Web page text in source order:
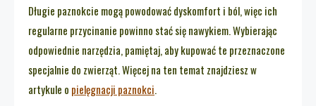
Długie paznokcie mogą powodować dyskomfort i ból, więc ich
regularne przycinanie powinno stać się nawykiem. Wybierając
odpowiednie narzędzia, pamiętaj, aby kupować te przeznaczone
specjalnie do zwierząt. Więcej na ten temat znajdziesz w
artykule o pielęgnacji paznokci.